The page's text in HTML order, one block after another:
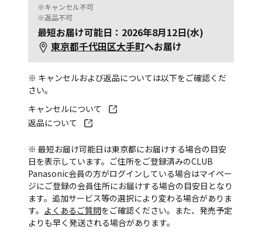
※キャンセル不可
※返品不可
最短お届け可能日：2026年8月12日(水)
東京都千代田区大手町へお届け
※ キャンセルおよび返品については以下をご確認くだ
さい。
キャンセルについて
返品について
※ 最短お届け可能日は東京都にお届けする場合の目安
日を表示しています。ご住所をご登録済みのCLUB
Panasonic会員の方がログインしている場合はマイペー
ジにご登録の会員住所にお届けする場合の目安日となり
ます。追加サービス等の選択により変わる場合がありま
す。 よくあるご質問をご確認ください。また、発売予定
よりも早く発送される場合があります。